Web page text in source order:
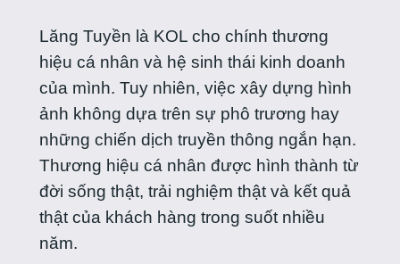
Lăng Tuyền là KOL cho chính thương
hiệu cá nhân và hệ sinh thái kinh doanh
của mình. Tuy nhiên, việc xây dựng hình
ảnh không dựa trên sự phô trương hay
những chiến dịch truyền thông ngắn hạn.
Thương hiệu cá nhân được hình thành từ
đời sống thật, trải nghiệm thật và kết quả
thật của khách hàng trong suốt nhiều
năm.